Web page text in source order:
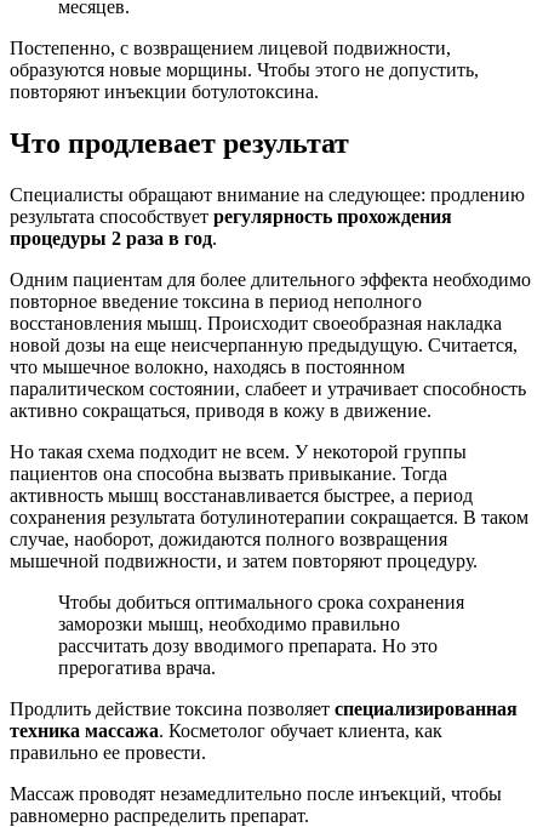
месяцев.
Постепенно, с возвращением лицевой подвижности,
образуются новые морщины. Чтобы этого не допустить,
повторяют инъекции ботулотоксина.
Что продлевает результат
Специалисты обращают внимание на следующее: продлению
результата способствует регулярность прохождения
процедуры 2 раза в год.
Одним пациентам для более длительного эффекта необходимо
повторное введение токсина в период неполного
восстановления мышц. Происходит своеобразная накладка
новой дозы на еще неисчерпанную предыдущую. Считается,
что мышечное волокно, находясь в постоянном
паралитическом состоянии, слабеет и утрачивает способность
активно сокращаться, приводя в кожу в движение.
Но такая схема подходит не всем. У некоторой группы
пациентов она способна вызвать привыкание. Тогда
активность мышц восстанавливается быстрее, а период
сохранения результата ботулинотерапии сокращается. В таком
случае, наоборот, дожидаются полного возвращения
мышечной подвижности, и затем повторяют процедуру.
Чтобы добиться оптимального срока сохранения
заморозки мышц, необходимо правильно
рассчитать дозу вводимого препарата. Но это
прерогатива врача.
Продлить действие токсина позволяет специализированная
техника массажа. Косметолог обучает клиента, как
правильно ее провести.
Массаж проводят незамедлительно после инъекций, чтобы
равномерно распределить препарат.